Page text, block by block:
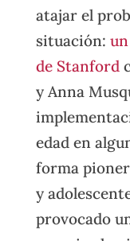
atajar el
situación:
de Stanford
y Anna
edad en
forma
y
provocado